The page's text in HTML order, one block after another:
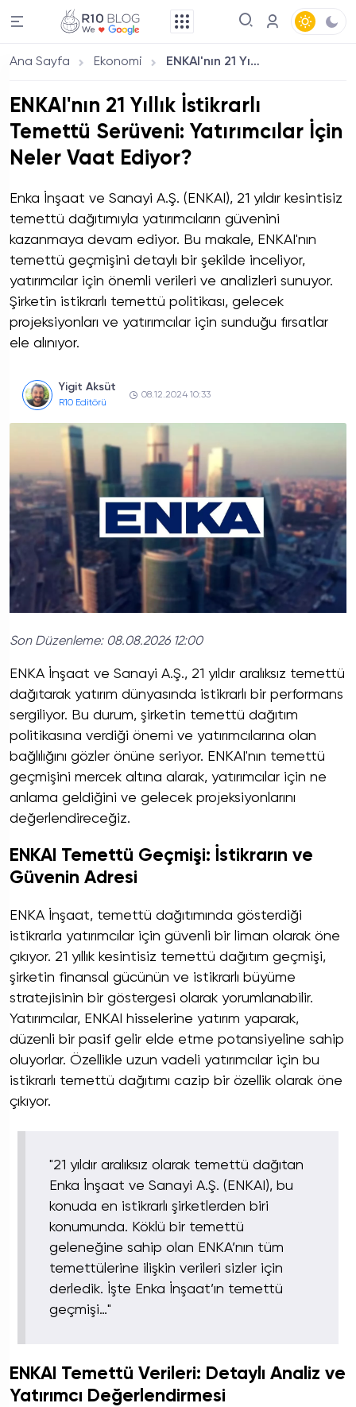
Ana Sayfa Ekonomi ENKAI'nın 21 Yıllık İstikrarlı Temettü Serüveni: Yatırımcılar İçin Neler Vaat Ediyor?
ENKAI'nın 21 Yıllık İstikrarlı
Temettü Serüveni: Yatırımcılar İçin
Neler Vaat Ediyor?
Enka İnşaat ve Sanayi A.Ş. (ENKAI), 21 yıldır kesintisiz
temettü dağıtımıyla yatırımcıların güvenini
kazanmaya devam ediyor. Bu makale, ENKAI'nın
temettü geçmişini detaylı bir şekilde inceliyor,
yatırımcılar için önemli verileri ve analizleri sunuyor.
Şirketin istikrarlı temettü politikası, gelecek
projeksiyonları ve yatırımcılar için sunduğu fırsatlar
ele alınıyor.
Yigit Aksüt
R10 Editörü
08.12.2024 10:33
Son Düzenleme: 08.08.2026 12:00
ENKA İnşaat ve Sanayi A.Ş., 21 yıldır aralıksız temettü
dağıtarak yatırım dünyasında istikrarlı bir performans
sergiliyor. Bu durum, şirketin temettü dağıtım
politikasına verdiği önemi ve yatırımcılarına olan
bağlılığını gözler önüne seriyor. ENKAI'nın temettü
geçmişini mercek altına alarak, yatırımcılar için ne
anlama geldiğini ve gelecek projeksiyonlarını
değerlendireceğiz.
ENKAI Temettü Geçmişi: İstikrarın ve
Güvenin Adresi
ENKA İnşaat, temettü dağıtımında gösterdiği
istikrarla yatırımcılar için güvenli bir liman olarak öne
çıkıyor. 21 yıllık kesintisiz temettü dağıtım geçmişi,
şirketin finansal gücünün ve istikrarlı büyüme
stratejisinin bir göstergesi olarak yorumlanabilir.
Yatırımcılar, ENKAI hisselerine yatırım yaparak,
düzenli bir pasif gelir elde etme potansiyeline sahip
oluyorlar. Özellikle uzun vadeli yatırımcılar için bu
istikrarlı temettü dağıtımı cazip bir özellik olarak öne
çıkıyor.
"21 yıldır aralıksız olarak temettü dağıtan
Enka İnşaat ve Sanayi A.Ş. (ENKAI), bu
konuda en istikrarlı şirketlerden biri
konumunda. Köklü bir temettü
geleneğine sahip olan ENKA’nın tüm
temettülerine ilişkin verileri sizler için
derledik. İşte Enka İnşaat’ın temettü
geçmişi…"
ENKAI Temettü Verileri: Detaylı Analiz ve
Yatırımcı Değerlendirmesi